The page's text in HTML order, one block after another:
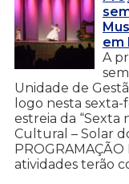
em
A
Unidade de
logo nesta sexta-
estreia da “Sexta
Cultural – Solar
PROGRAMAÇÃO
atividades terão